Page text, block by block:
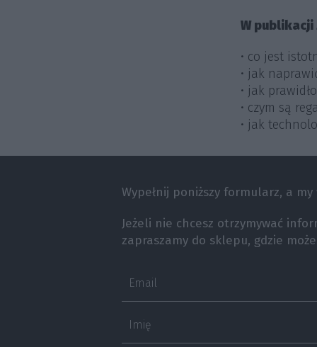
W
• co jest
• jak
• jak
• czym są
• jak
Wypełnij poniższy formularz, a
Jeżeli nie chcesz otrzymywać
zapraszamy do sklepu, gdzie
Email
Imię